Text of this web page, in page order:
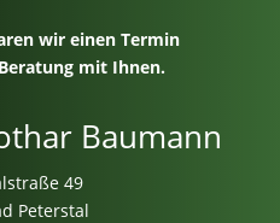
wir einen Termin
mit Ihnen.
Baumann
49
Peterstal